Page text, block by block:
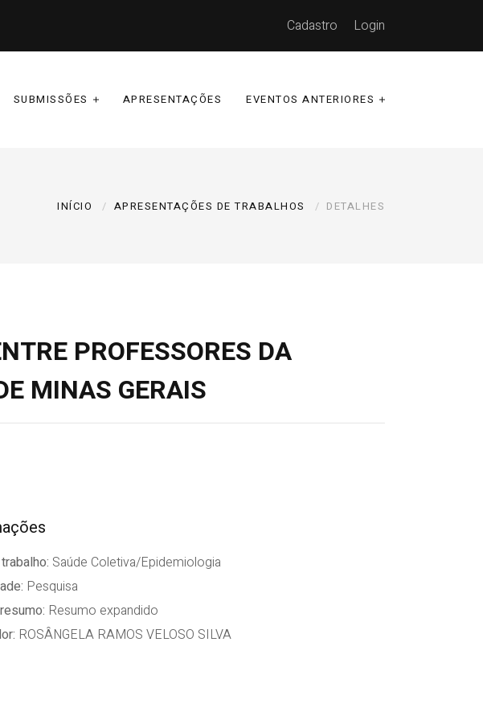
Cadastro Login
SUBMISSÕES APRESENTAÇÕES EVENTOS ANTERIORES
INÍCIO APRESENTAÇÕES DE TRABALHOS DETALHES
PROFESSORES DA
MINAS GERAIS
Saúde Coletiva/Epidemiologia
Pesquisa
Resumo expandido
ROSÂNGELA RAMOS VELOSO SILVA